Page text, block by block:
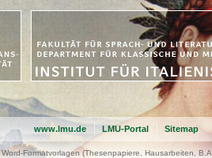
www.lmu.de LMU-Portal Sitemap
Word-Formatvorlagen (Thesenpapiere, Hausarbeiten,